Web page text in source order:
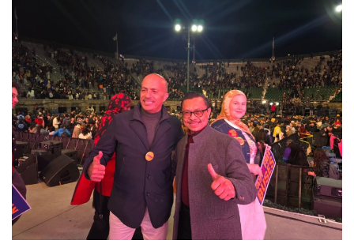
Olahraga
Lifestyle
Olahraga
Pendidikan
Hiburan
Opini